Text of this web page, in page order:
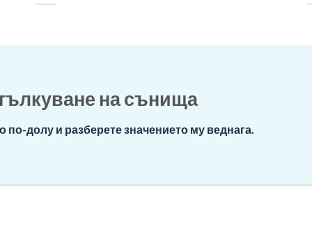
на сънища
долу и разберете значението му веднага.